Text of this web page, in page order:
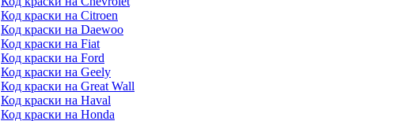
Код краски на Citroen
Код краски на Daewoo
Код краски на Fiat
Код краски на Ford
Код краски на Geely
Код краски на Great Wall
Код краски на Haval
Код краски на Honda